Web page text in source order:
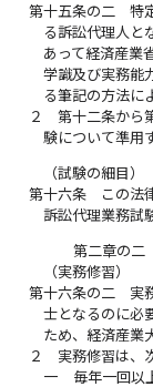
第十五条の二
特
る訴訟代理人と
あって経済産業
学識及び実務能
る筆記の方法に
２
第十二条から
験について準用
（試験の細目）
第十六条
この法
訴訟代理業務試
第二章の
（実務修習）
第十六条の二
実
士となるのに必
ため、経済産業
２
実務修習は、
一
毎年一回以